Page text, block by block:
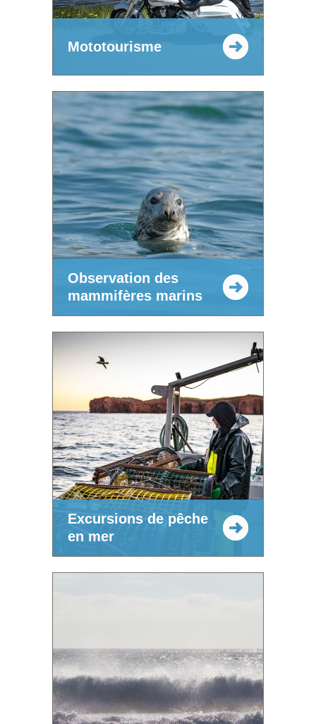
Mototourisme
Observation des
mammifères marins
Excursions de pêche
en mer